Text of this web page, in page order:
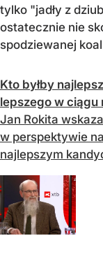
tylko "jadły z
ostatecznie nie
spodziewanej
Kto byłby
lepszego w ciągu
Jan Rokita
w perspektywie
najlepszym